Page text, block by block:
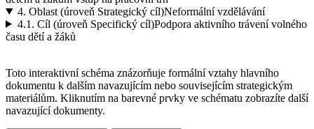
4. Oblast (úroveň Strategický cíl)Neformální vzdělávání
4.1. Cíl (úroveň Specifický cíl)Podpora aktivního trávení volného
času dětí a žáků
Toto interaktivní schéma znázorňuje formální vztahy hlavního
dokumentu k dalším navazujícím nebo souvisejícím strategickým
materiálům. Kliknutím na barevné prvky ve schématu zobrazíte další
navazující dokumenty.